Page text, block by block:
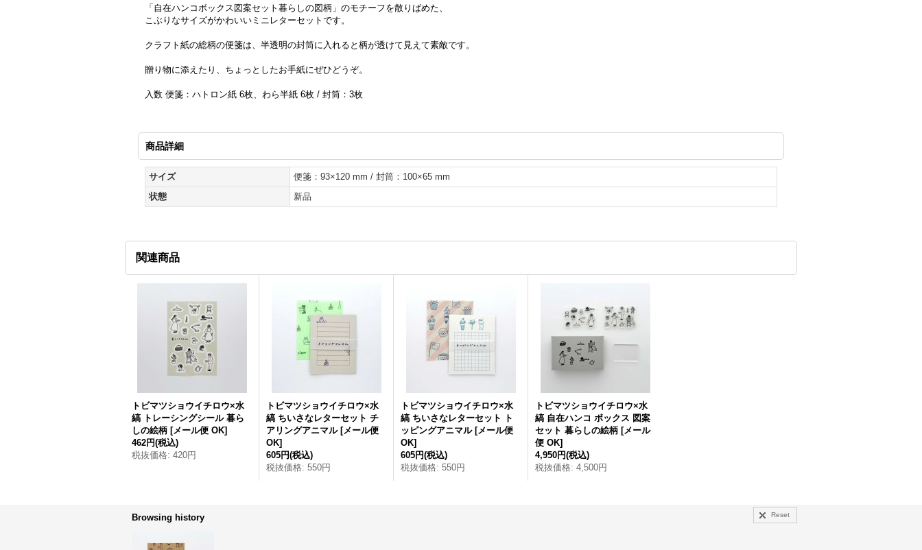
「自在ハンコボックス図案セット暮らしの図柄」のモチーフを散りばめた、
こぶりなサイズがかわいいミニレターセットです。
クラフト紙の総柄の便箋は、半透明の封筒に入れると柄が透けて見えて素敵です。
贈り物に添えたり、ちょっとしたお手紙にぜひどうぞ。
入数 便箋：ハトロン紙 6枚、わら半紙 6枚 / 封筒：3枚
商品詳細
サイズ
便箋：93×120 mm / 封筒：100×65 mm
状態
新品
関連商品
トビマツショウイチロウ×水
縞 トレーシングシール 暮ら
しの絵柄 [メール便 OK]
462円(税込)
税抜価格: 420円
トビマツショウイチロウ×水
縞 ちいさなレターセット チ
アリングアニマル [メール便
OK]
605円(税込)
税抜価格: 550円
トビマツショウイチロウ×水
縞 ちいさなレターセット ト
ッピングアニマル [メール便
OK]
605円(税込)
税抜価格: 550円
トビマツショウイチロウ×水
縞 自在ハンコ ボックス 図案
セット 暮らしの絵柄 [メール
便 OK]
4,950円(税込)
税抜価格: 4,500円
Browsing history Reset